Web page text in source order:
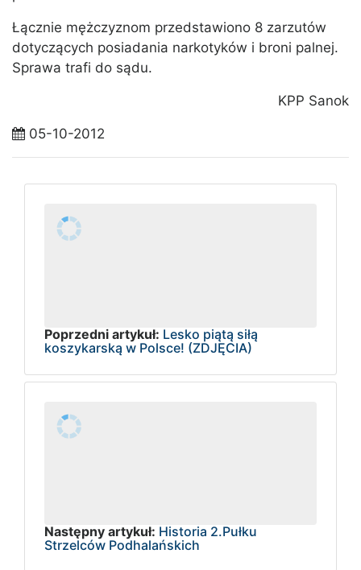
Łącznie mężczyznom przedstawiono 8 zarzutów
dotyczących posiadania narkotyków i broni palnej.
Sprawa trafi do sądu.
KPP Sanok
05-10-2012
Poprzedni artykuł: Lesko piątą siłą
koszykarską w Polsce! (ZDJĘCIA)
Następny artykuł: Historia 2.Pułku
Strzelców Podhalańskich